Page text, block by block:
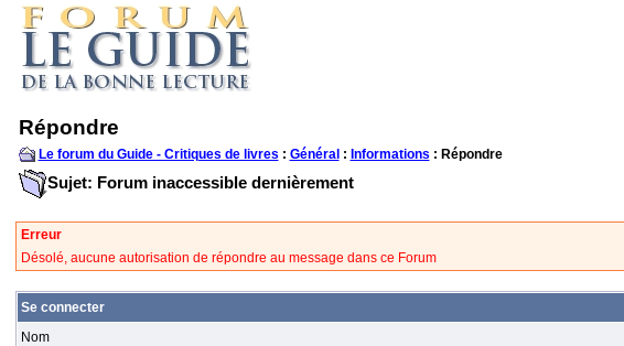
Répondre
Le forum du Guide - Critiques de livres : Général : Informations : Répondre
Sujet: Forum inaccessible dernièrement
Erreur
Désolé, aucune autorisation de répondre au message dans ce Forum
Se connecter
Nom